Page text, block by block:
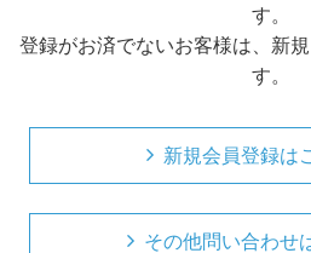
す。
登録がお済でないお客様は、新
す。
新規会員登録は
その他問い合わせ